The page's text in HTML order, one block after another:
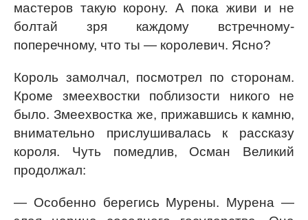
мастеров такую корону. А пока живи и не
болтай зря каждому встречному-
поперечному, что ты — королевич. Ясно?
Король замолчал, посмотрел по сторонам.
Кроме змеехвостки поблизости никого не
было. Змеехвостка же, прижавшись к камню,
внимательно прислушивалась к рассказу
короля. Чуть помедлив, Осман Великий
продолжал:
— Особенно берегись Мурены. Мурена —